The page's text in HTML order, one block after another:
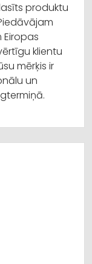
produktu
klientu
mērķis ir
un